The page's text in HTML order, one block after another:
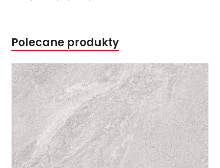
Polecane produkty